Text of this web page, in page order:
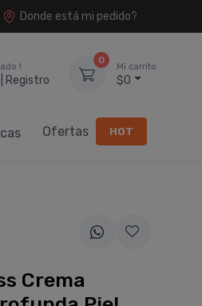
Donde está mi pedido?
!
Registro
0
Mi carrito
$0
Ofertas HOT
Crema